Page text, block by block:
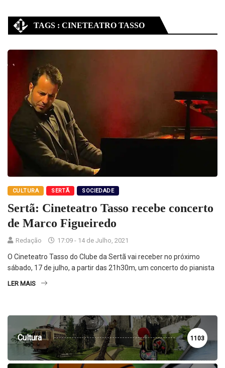
TAGS : CINETEATRO TASSO
CULTURA SERTÃ SOCIEDADE
Sertã: Cineteatro Tasso recebe concerto
de Marco Figueiredo
Redação 17:09 - 14 de Julho, 2021
O Cineteatro Tasso do Clube da Sertã vai receber no próximo
sábado, 17 de julho, a partir das 21h30m, um concerto do pianista
LER MAIS
Cultura 1103